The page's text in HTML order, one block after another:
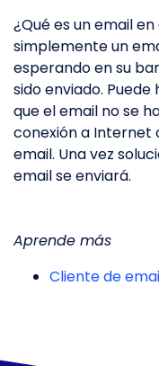
¿Qué es un email
simplemente un
esperando en su
sido enviado.
que el email no se
conexión a Internet
email. Una vez
email se enviará.
Aprende más
Cliente de